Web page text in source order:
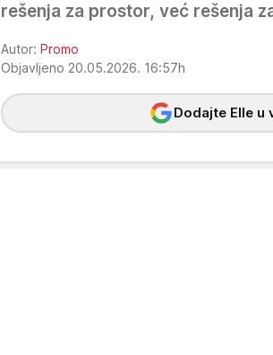
rešenja za prostor, već rešenja
Autor: Promo
Objavljeno 20.05.2026. 16:57h
Dodajte Elle u